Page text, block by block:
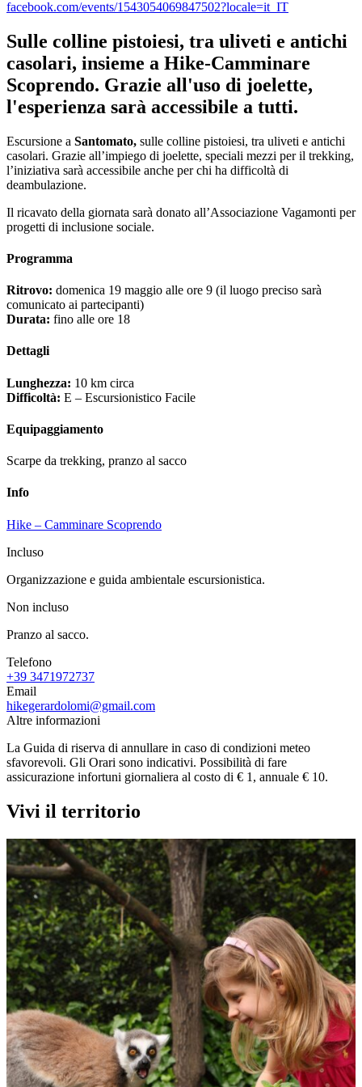
facebook.com/events/1543054069847502?locale=it_IT
Sulle colline pistoiesi, tra uliveti e antichi
casolari, insieme a Hike-Camminare
Scoprendo. Grazie all'uso di joelette,
l'esperienza sarà accessibile a tutti.
Escursione a Santomato, sulle colline pistoiesi, tra uliveti e antichi
casolari. Grazie all’impiego di joelette, speciali mezzi per il trekking,
l’iniziativa sarà accessibile anche per chi ha difficoltà di
deambulazione.
Il ricavato della giornata sarà donato all’Associazione Vagamonti per
progetti di inclusione sociale.
Programma
Ritrovo: domenica 19 maggio alle ore 9 (il luogo preciso sarà
comunicato ai partecipanti)
Durata: fino alle ore 18
Dettagli
Lunghezza: 10 km circa
Difficoltà: E – Escursionistico Facile
Equipaggiamento
Scarpe da trekking, pranzo al sacco
Info
Hike – Camminare Scoprendo
Incluso
Organizzazione e guida ambientale escursionistica.
Non incluso
Pranzo al sacco.
Telefono
+39 3471972737
Email
hikegerardolomi@gmail.com
Altre informazioni
La Guida di riserva di annullare in caso di condizioni meteo
sfavorevoli. Gli Orari sono indicativi. Possibilità di fare
assicurazione infortuni giornaliera al costo di € 1, annuale € 10.
Vivi il territorio